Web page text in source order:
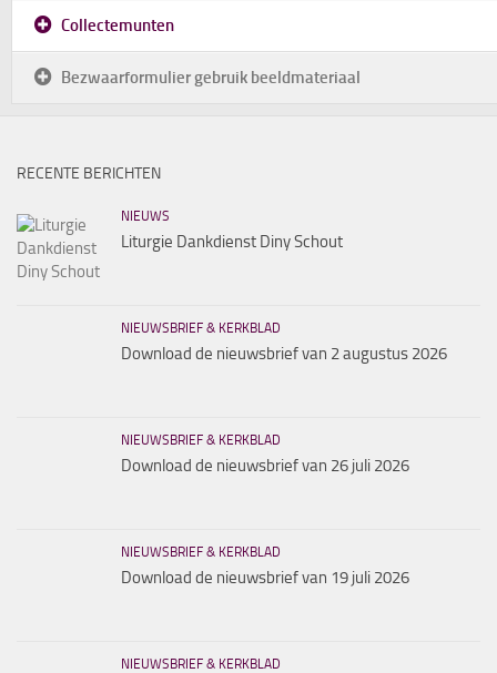
Collectemunten
Bezwaarformulier gebruik beeldmateriaal
RECENTE BERICHTEN
NIEUWS
Liturgie Dankdienst Diny Schout
NIEUWSBRIEF & KERKBLAD
Download de nieuwsbrief van 2 augustus 2026
NIEUWSBRIEF & KERKBLAD
Download de nieuwsbrief van 26 juli 2026
NIEUWSBRIEF & KERKBLAD
Download de nieuwsbrief van 19 juli 2026
NIEUWSBRIEF & KERKBLAD